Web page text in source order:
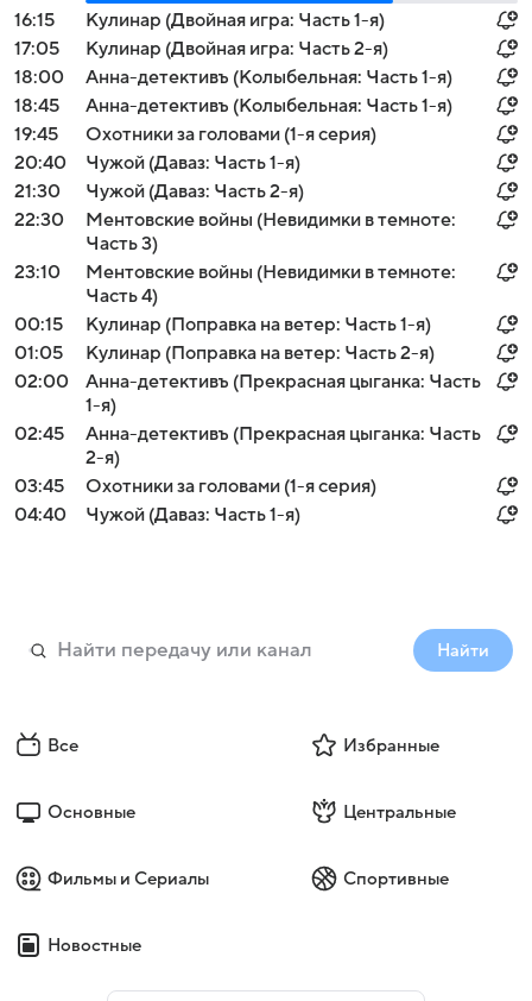
16:15
Кулинар (Двойная игра: Часть 1-я)
17:05
Кулинар (Двойная игра: Часть 2-я)
18:00
Анна-детективъ (Колыбельная: Часть 1-я)
18:45
Анна-детективъ (Колыбельная: Часть 1-я)
19:45
Охотники за головами (1-я серия)
20:40
Чужой (Даваз: Часть 1-я)
21:30
Чужой (Даваз: Часть 2-я)
22:30
Ментовские войны (Невидимки в темноте:
Часть 3)
23:10
Ментовские войны (Невидимки в темноте:
Часть 4)
00:15
Кулинар (Поправка на ветер: Часть 1-я)
01:05
Кулинар (Поправка на ветер: Часть 2-я)
02:00
Анна-детективъ (Прекрасная цыганка: Часть
1-я)
02:45
Анна-детективъ (Прекрасная цыганка: Часть
2-я)
03:45
Охотники за головами (1-я серия)
04:40
Чужой (Даваз: Часть 1-я)
Найти
Все Избранные
Основные Центральные
Фильмы и Сериалы Спортивные
Новостные